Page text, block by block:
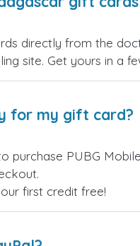
directly from the
site. Get yours in a
for my gift card?
purchase PUBG
first credit free!